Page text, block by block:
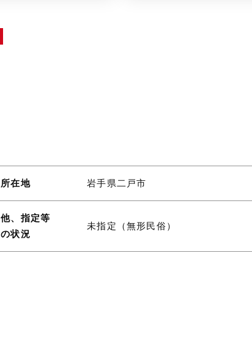
所在地 岩手県二戸市
他、指定等
の状況
未指定（無形民俗）